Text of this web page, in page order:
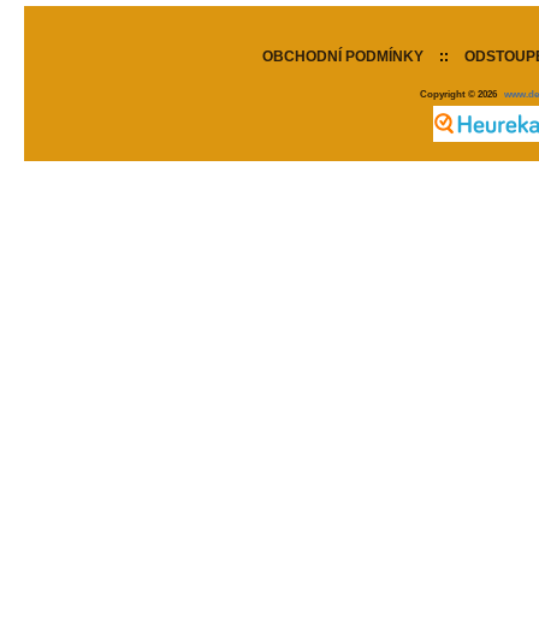
OBCHODNÍ PODMÍNKY ::
Copyright © 2026